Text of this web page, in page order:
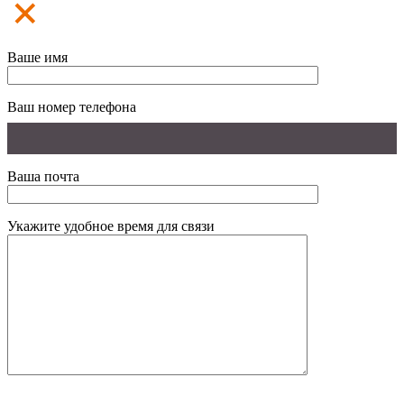
Ваше имя
Ваш номер телефона
Ваша почта
Укажите удобное время для связи